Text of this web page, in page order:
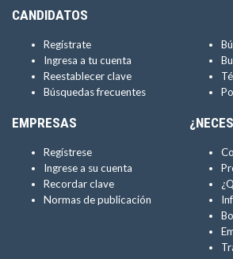
CANDIDATOS
Regístrate
Ingresa a tu cuenta
Reestablecer clave
Búsquedas frecuentes
EMPRESAS
Regístrese
Ingrese a su cuenta
Recordar clave
Normas de publicación